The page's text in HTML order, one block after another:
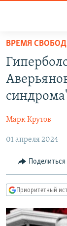
доступа
Вернуться
основному
Вернутся
навигации
Вернутся
поиску
ПРОГРАММЫ
ПОДКАСТЫ
АВТОРСКИЕ
МНЕНИЯ
КУЛЬТУРА
IDEL.РЕАЛИИ
СЕВЕР.РЕАЛИИ
ВРЕМЯ
Марк Крутов
01 апреля 2024
Поделиться
Приоритетный